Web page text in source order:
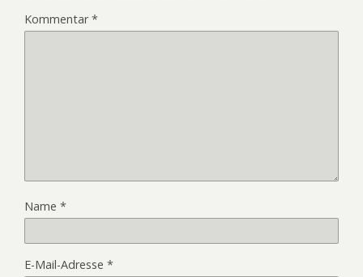
Kommentar*
Name *
E-Mail-Adresse *